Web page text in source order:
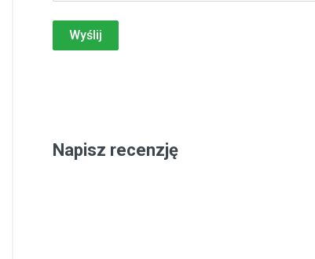
Wyślij
Napisz recenzję